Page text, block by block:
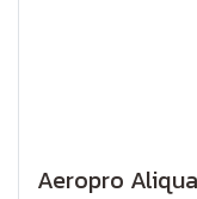
Aeropro